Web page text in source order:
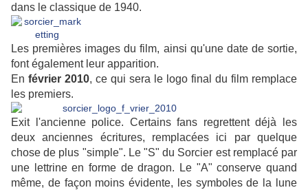
dans le classique de 1940.
Les premières images du film, ainsi qu'une date de sortie,
font également leur apparition.
En février 2010, ce qui sera le logo final du film remplace
les premiers.
Exit l'ancienne police. Certains fans regrettent déjà les
deux anciennes écritures, remplacées ici par quelque
chose de plus "simple". Le "S" du Sorcier est remplacé par
une lettrine en forme de dragon. Le "A" conserve quand
même, de façon moins évidente, les symboles de la lune